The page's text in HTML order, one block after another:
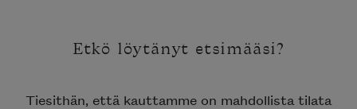
Etkö löytänyt etsimääsi?
Tiesithän, että kauttamme on mahdollista tilata